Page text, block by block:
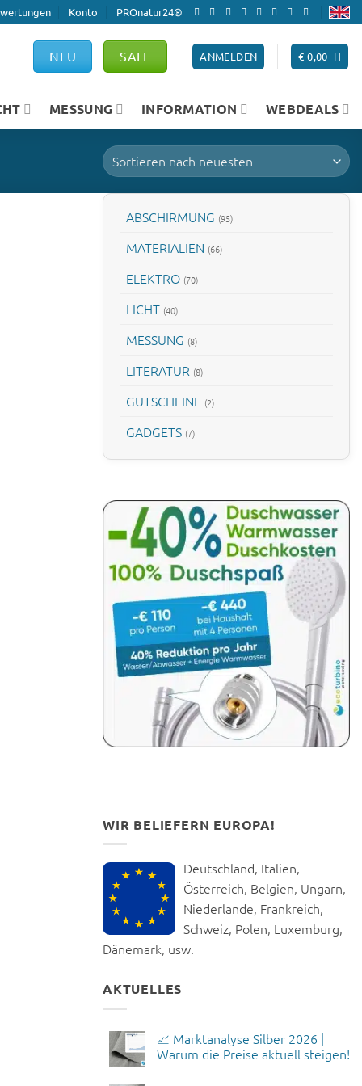
Konto PROnatur24®
NEU SALE ANMELDEN € 0,00
MESSUNG INFORMATION WEBDEALS
ABSCHIRMUNG (95)
MATERIALIEN (66)
ELEKTRO (70)
LICHT (40)
MESSUNG (8)
LITERATUR (8)
GUTSCHEINE (2)
GADGETS (7)
WIR BELIEFERN EUROPA!
Deutschland, Italien,
Österreich, Belgien, Ungarn,
Niederlande, Frankreich,
Schweiz, Polen, Luxemburg,
Dänemark, usw.
AKTUELLES
📈 Marktanalyse Silber 2026 |
Warum die Preise aktuell steigen!